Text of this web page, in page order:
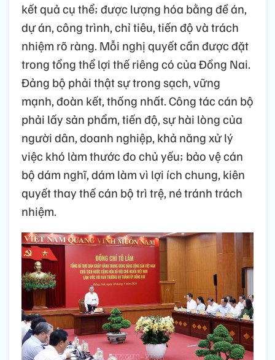
kết quả cụ thể; được lượng hóa bằng đề án,
dự án, công trình, chỉ tiêu, tiến độ và trách
nhiệm rõ ràng. Mỗi nghị quyết cần được đặt
trong tổng thể lợi thế riêng có của Đồng Nai.
Đảng bộ phải thật sự trong sạch, vững
mạnh, đoàn kết, thống nhất. Công tác cán bộ
phải lấy sản phẩm, tiến độ, sự hài lòng của
người dân, doanh nghiệp, khả năng xử lý
việc khó làm thước đo chủ yếu; bảo vệ cán
bộ dám nghĩ, dám làm vì lợi ích chung, kiên
quyết thay thế cán bộ trì trệ, né tránh trách
nhiệm.